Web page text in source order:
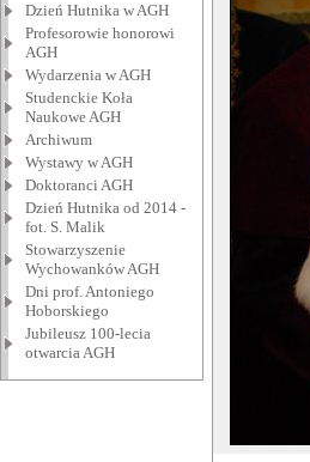
Dzień Hutnika w AGH
Profesorowie honorowi
AGH
Wydarzenia w AGH
Studenckie Koła
Naukowe AGH
Archiwum
Wystawy w AGH
Doktoranci AGH
Dzień Hutnika od 2014 -
fot. S. Malik
Stowarzyszenie
Wychowanków AGH
Dni prof. Antoniego
Hoborskiego
Jubileusz 100-lecia
otwarcia AGH